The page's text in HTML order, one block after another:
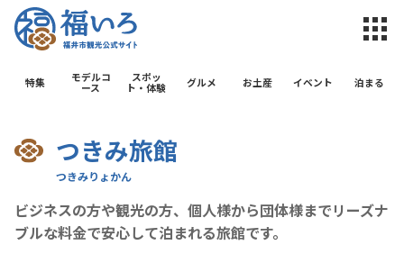
福井市観光
特集
モデルコ
ース
スポッ
ト・体験
グルメ お土産 イベント 泊まる
つきみ旅館
ビジネスの方や観光の方、個人様から団体様までリーズナ
ブルな料金で安心して泊まれる旅館です。